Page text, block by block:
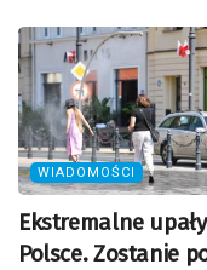
WIADOMOŚCI
Ekstremalne
Polsce. Zostanie